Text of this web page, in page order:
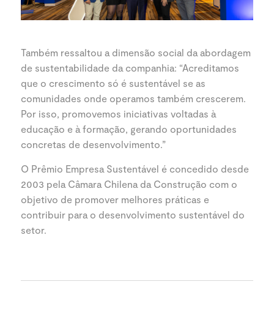
Também ressaltou a dimensão social da abordagem
de sustentabilidade da companhia: “Acreditamos
que o crescimento só é sustentável se as
comunidades onde operamos também crescerem.
Por isso, promovemos iniciativas voltadas à
educação e à formação, gerando oportunidades
concretas de desenvolvimento.”
O Prêmio Empresa Sustentável é concedido desde
2003 pela Câmara Chilena da Construção com o
objetivo de promover melhores práticas e
contribuir para o desenvolvimento sustentável do
setor.